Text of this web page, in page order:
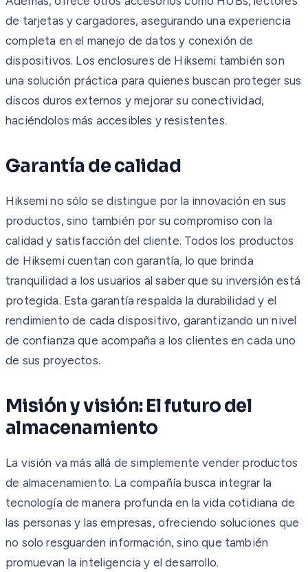
de tarjetas y cargadores, asegurando una experiencia
completa en el manejo de datos y conexión de
dispositivos. Los enclosures de Hiksemi también son
una solución práctica para quienes buscan proteger sus
discos duros externos y mejorar su conectividad,
haciéndolos más accesibles y resistentes.
Garantía de calidad
Hiksemi no sólo se distingue por la innovación en sus
productos, sino también por su compromiso con la
calidad y satisfacción del cliente. Todos los productos
de Hiksemi cuentan con garantía, lo que brinda
tranquilidad a los usuarios al saber que su inversión está
protegida. Esta garantía respalda la durabilidad y el
rendimiento de cada dispositivo, garantizando un nivel
de confianza que acompaña a los clientes en cada uno
de sus proyectos.
Misión y visión: El futuro del
almacenamiento
La visión va más allá de simplemente vender productos
de almacenamiento. La compañía busca integrar la
tecnología de manera profunda en la vida cotidiana de
las personas y las empresas, ofreciendo soluciones que
no solo resguarden información, sino que también
promuevan la inteligencia y el desarrollo.